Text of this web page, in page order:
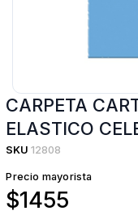
CARPETA
ELASTICO
SKU 12808
Precio mayorista
$1455